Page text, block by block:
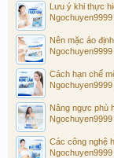
Lưu ý khi thực
Ngochuyen9999
Nên mặc áo
Ngochuyen9999
Cách hạn chế
Ngochuyen9999
Nâng ngực phù
Ngochuyen9999
Các công nghệ
Ngochuyen9999